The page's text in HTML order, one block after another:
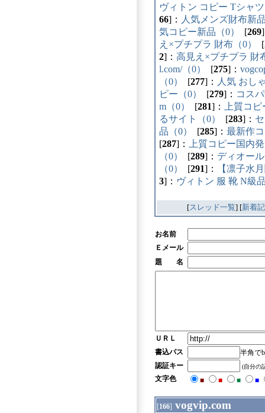
ヴィトン コピー Tシャ
66]：
人気メンズ財布新
気コピー新品（0）
[269
え×プチプラ 財布（0）
[
2]： 高見え×プチプラ 財
l.com/（0）
[275]：
（0）
[277]：
人気 おし
ピー（0）
[279]： コス
m（0）
[281]：
上質コ
るサイト（0）
[283]：
品（0）
[285]： 最新作
[287]：
上質コピー国内
（0）
[289]： ディオー
（0）
[291]：
【凛子水
3]： ヴィトン 服 靴 N級
[スレッド一覧] [新着
お名前
Ｅメール
題 名
ＵＲＬ
書込パス
半角で
認証キー
(自分の
文字色 ■ ■ ■ ■
[166] vogvip.com